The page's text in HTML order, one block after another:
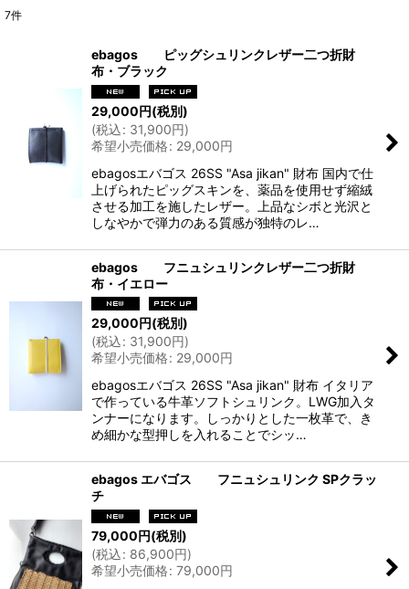
絞り込む
7件
ebagos ピッグシュリンクレザー二つ折財
布・ブラック
29,000円(税別)
(税込: 31,900円)
希望小売価格: 29,000円
ebagosエバゴス 26SS "Asa jikan" 財布 国内で仕
上げられたピッグスキンを、薬品を使用せず縮絨
させる加工を施したレザー。上品なシボと光沢と
しなやかで弾力のある質感が独特のレ…
ebagos フニュシュリンクレザー二つ折財
布・イエロー
29,000円(税別)
(税込: 31,900円)
希望小売価格: 29,000円
ebagosエバゴス 26SS "Asa jikan" 財布 イタリア
で作っている牛革ソフトシュリンク。LWG加入タ
ンナーになります。しっかりとした一枚革で、き
め細かな型押しを入れることでシッ…
ebagos エバゴス フニュシュリンク SPクラッ
チ
79,000円(税別)
(税込: 86,900円)
希望小売価格: 79,000円